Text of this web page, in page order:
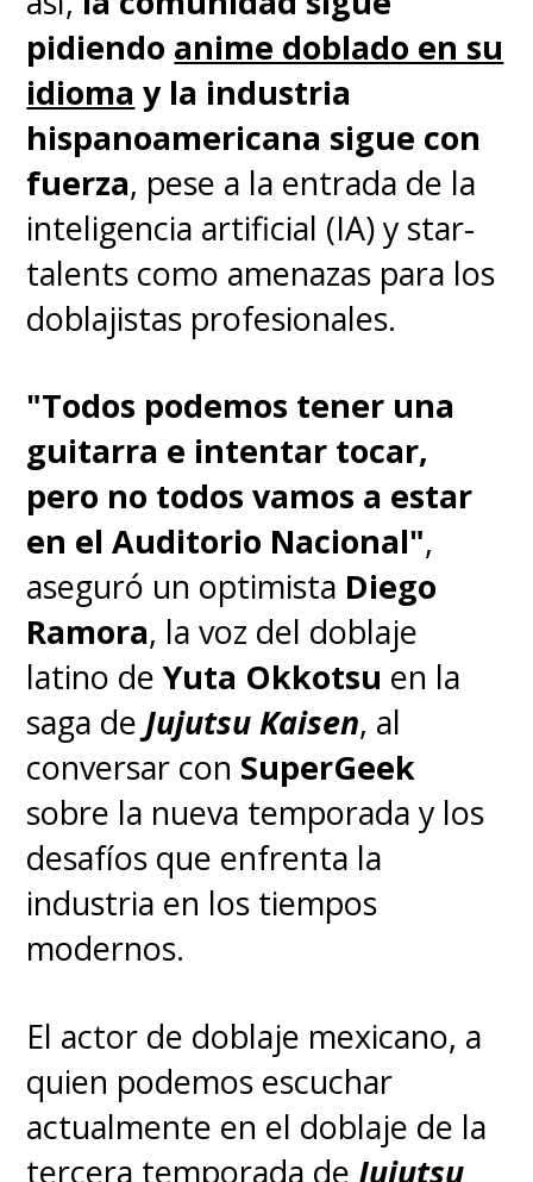
Hero Academia: Heroes:
Rising", de 2019,cuyo estreno
en cines de Chilefue suspendido
a raíz de la pandemia.
Kenji Nagasaki, director de las
dos películas anteriores y que
también ha realizado esa labor
proyecto. Un episodio dentro de
la quinta temporada conectó
con los eventos de la última
entrega cinematográfica.
Si estás emocionado por
ver My Hero Academia:
Misión Mundial de Héroes
en el cine, ¡tenemos una
misión para ti!
Haz tu pose de héroe y
demuestra tu motivación
respondiendo a este
tweet con una foto tuya.
Si completas la misión
podrías ser parte de algo
pidiendo anime doblado en su
idioma y la industria
hispanoamericana sigue con
fuerza, pese a la entrada de la
inteligencia artificial (IA) y star-
talents como amenazas para los
doblajistas profesionales.
"Todos podemos tener una
guitarra e intentar tocar,
pero no todos vamos a estar
en el Auditorio Nacional",
aseguró un optimista Diego
Ramora, la voz del doblaje
latino deYuta Okkotsu en la
saga de Jujutsu Kaisen, al
conversar con SuperGeek
sobre la nueva temporada y los
desafíos que enfrenta la
industria en los tiempos
modernos.
El actor de doblaje mexicano, a
quien podemos escuchar
actualmente en el doblaje de la
tercera temporada de Jujutsu